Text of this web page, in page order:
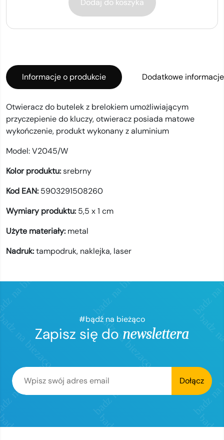
Dodaj do koszyka
Informacje o produkcie Dodatkowe informacje
Otwieracz do butelek z brelokiem umożliwiającym
przyczepienie do kluczy, otwieracz posiada matowe
wykończenie, produkt wykonany z aluminium
Model:V2045/W
Kolor produktu:srebrny
Kod EAN: 5903291508260
Wymiary produktu: 5,5 x 1 cm
Użyte materiały: metal
Nadruk:tampodruk, naklejka, laser
#bądź na bieżąco
Zapisz się do newslettera
Dołącz